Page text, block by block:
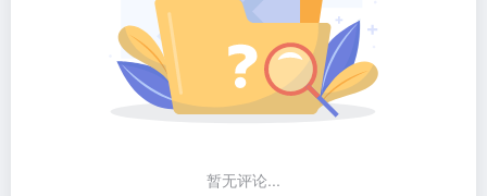
暂无评论...